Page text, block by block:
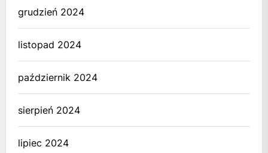
grudzień 2024
listopad 2024
październik 2024
sierpień 2024
lipiec 2024